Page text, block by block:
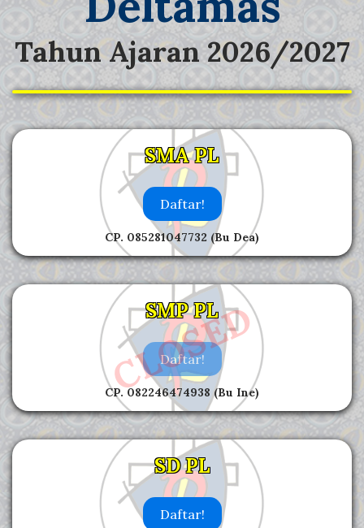
Tahun Ajaran 2026/2027
SMA PL
Daftar!
CP. 085281047732 (Bu Dea)
SMP PL
Daftar!
CP. 082246474938 (Bu Ine)
CLOSED
SD PL
Daftar!